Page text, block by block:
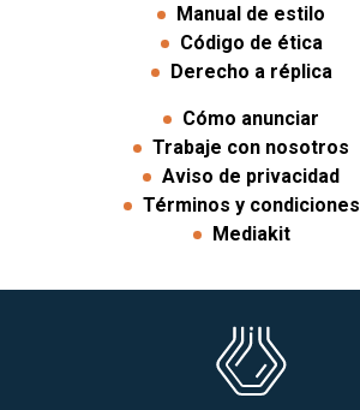
Manual de estilo
Código de ética
Derecho a réplica
Cómo anunciar
Trabaje con nosotros
Aviso de privacidad
Términos y condiciones
Mediakit